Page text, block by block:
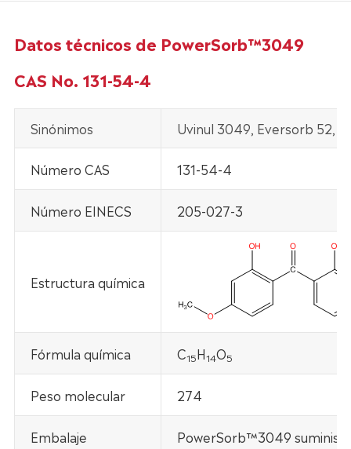
Datos técnicos de PowerSorb™3049
CAS No. 131-54-4
Sinónimos Uvinul 3049, Eversorb 52,
Número CAS 131-54-4
Número EINECS 205-027-3
Estructura química
Fórmula química C15H14O5
Peso molecular 274
Embalaje PowerSorb™3049